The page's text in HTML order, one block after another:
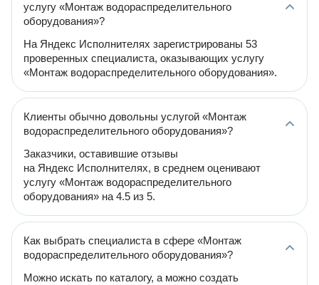
услугу «Монтаж водораспределительного
оборудования»?
На Яндекс Исполнителях зарегистрированы 53
проверенных специалиста, оказывающих услугу
«Монтаж водораспределительного оборудования».
Клиенты обычно довольны услугой «Монтаж
водораспределительного оборудования»?
Заказчики, оставившие отзывы
на Яндекс Исполнителях, в среднем оценивают
услугу «Монтаж водораспределительного
оборудования» на 4.5 из 5.
Как выбрать специалиста в сфере «Монтаж
водораспределительного оборудования»?
Можно искать по каталогу, а можно создать